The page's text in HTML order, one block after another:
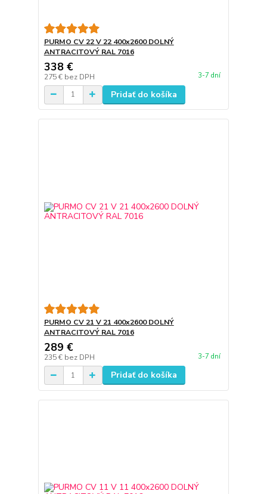
PURMO CV 22 V 22 400x2600 DOLNÝ
ANTRACITOVÝ RAL 7016
338 €
275 € bez DPH 3-7 dní
Pridať do košíka
PURMO CV 21 V 21 400x2600 DOLNÝ
ANTRACITOVÝ RAL 7016
289 €
235 € bez DPH 3-7 dní
Pridať do košíka